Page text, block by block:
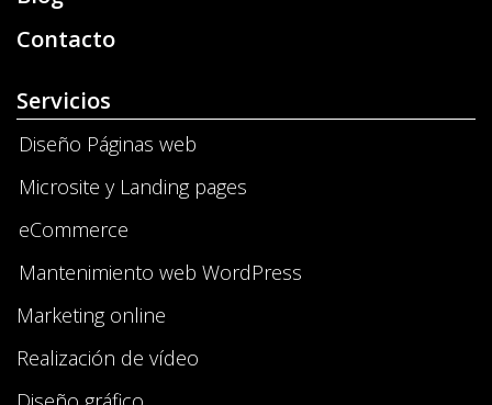
Contacto
Servicios
Diseño Páginas web
Microsite y Landing pages
eCommerce
Mantenimiento web WordPress
Marketing online
Realización de vídeo